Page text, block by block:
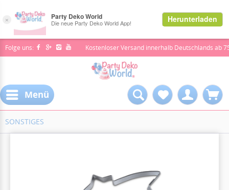
Folge uns: Kostenloser Versand innerhalb Deutschlands ab
Menü
SONSTIGES